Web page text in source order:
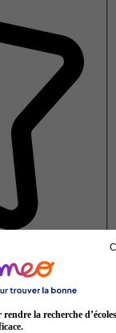
la recherche